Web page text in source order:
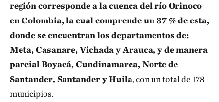
región corresponde a la cuenca del río Orinoco
en Colombia, la cual comprende un 37 % de esta,
donde se encuentran los departamentos de:
Meta, Casanare, Vichada y Arauca, y de manera
parcial Boyacá, Cundinamarca, Norte de
Santander, Santander y Huila, con un total de 178
municipios.